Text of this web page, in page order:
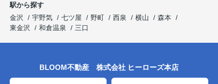
駅から探す
金沢
宇野気 七ツ屋 野町 西泉 横山
森本
東金沢
和倉温泉 三口
BLOOM不動産 株式会社 ヒーローズ本店